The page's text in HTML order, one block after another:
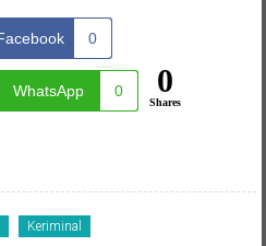
0
WhatsApp 0 0
Shares
Keriminal